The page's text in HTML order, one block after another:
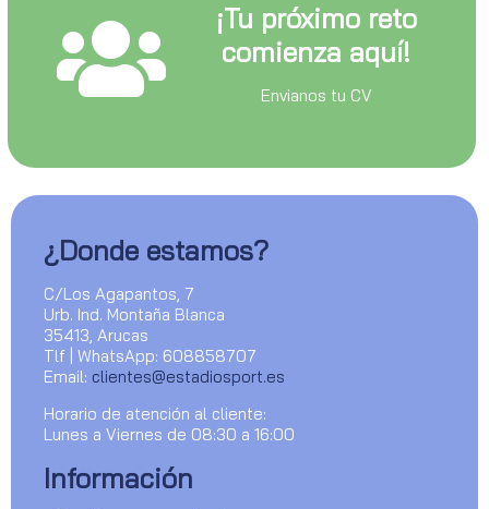
¡Tu próximo reto
comienza aquí!
Envianos tu CV
¿Donde estamos?
C/Los Agapantos, 7
Urb. Ind. Montaña Blanca
35413, Arucas
Tlf | WhatsApp: 608858707
Email: clientes@estadiosport.es
Horario de atención al cliente:
Lunes a Viernes de 08:30 a 16:00
Información